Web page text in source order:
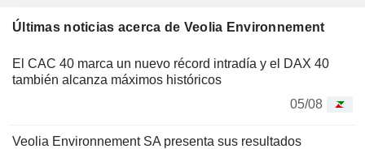
Últimas noticias acerca de Veolia Environnement
El CAC 40 marca un nuevo récord intradía y el DAX 40
también alcanza máximos históricos
05/08
Veolia Environnement SA presenta sus resultados